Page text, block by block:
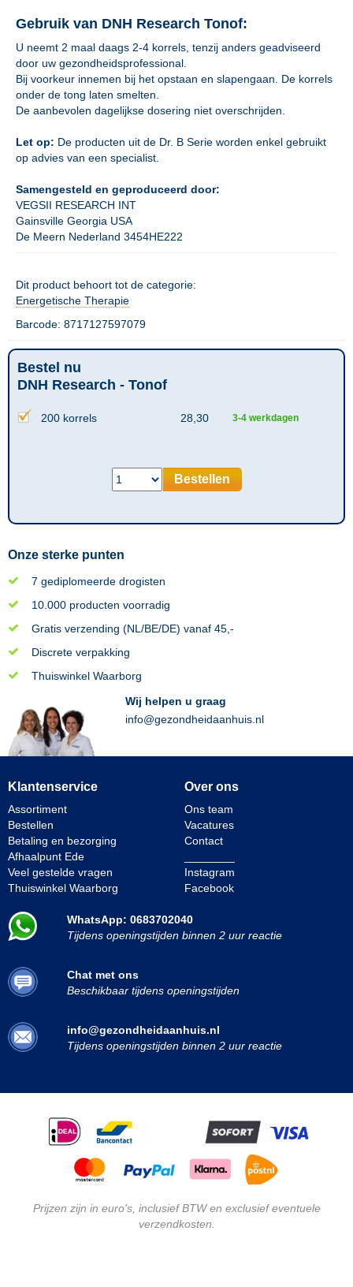
Gebruik van DNH Research Tonof:
U neemt 2 maal daags 2-4 korrels, tenzij anders geadviseerd
door uw gezondheidsprofessional.
Bij voorkeur innemen bij het opstaan en slapengaan. De korrels
onder de tong laten smelten.
De aanbevolen dagelijkse dosering niet overschrijden.
Let op: De producten uit de Dr. B Serie worden enkel gebruikt
op advies van een specialist.
Samengesteld en geproduceerd door:
VEGSII RESEARCH INT
Gainsville Georgia USA
De Meern Nederland 3454HE222
Dit product behoort tot de categorie:
Energetische Therapie
Barcode: 8717127597079
Bestel nu
DNH Research - Tonof
200 korrels 28,30 3-4 werkdagen
Bestellen
Onze sterke punten
7 gediplomeerde drogisten
10.000 producten voorradig
Gratis verzending (NL/BE/DE) vanaf 45,-
Discrete verpakking
Thuiswinkel Waarborg
Wij helpen u graag
info@gezondheidaanhuis.nl
Klantenservice
Assortiment
Bestellen
Betaling en bezorging
Afhaalpunt Ede
Veel gestelde vragen
Thuiswinkel Waarborg
Over ons
Ons team
Vacatures
Contact
Instagram
Facebook
WhatsApp: 0683702040
Tijdens openingstijden binnen 2 uur reactie
Chat met ons
Beschikbaar tijdens openingstijden
info@gezondheidaanhuis.nl
Tijdens openingstijden binnen 2 uur reactie
Prijzen zijn in euro's, inclusief BTW en exclusief eventuele
verzendkosten.